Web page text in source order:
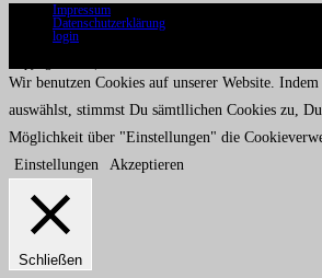
Impressum
Datenschutzerklärung
login
Wir benutzen Cookies auf unserer Website.
auswählst, stimmst Du sämtllichen Cookies zu,
Möglichkeit über "Einstellungen" die
Einstellungen
Akzeptieren
Schließen